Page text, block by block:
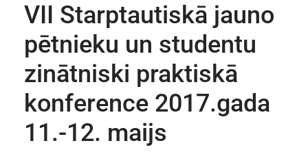
VII Starptautiskā jauno
pētnieku un studentu
zinātniski praktiskā
konference 2017.gada
11.-12. maijs